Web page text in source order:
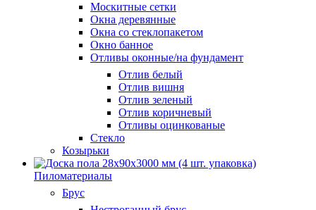
Москитные сетки
Окна деревянные
Окна со стеклопакетом
Окно банное
Отливы оконные/на фундамент
Отлив белый
Отлив вишня
Отлив зеленый
Отлив коричневый
Отливы оцинкованые
Стекло
Козырьки
Пиломатериалы
Брус